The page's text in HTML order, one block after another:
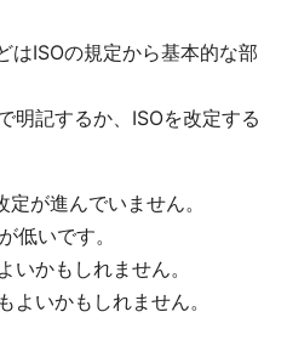
はISOの規定から基本的な部
明記するか、ISOを改定する
定が進んでいません。
低いです。
いかもしれません。
よいかもしれません。